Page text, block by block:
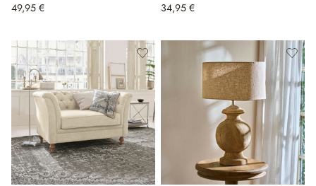
49,95 € 34,95 €